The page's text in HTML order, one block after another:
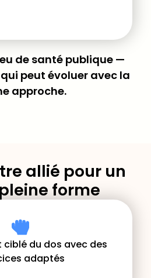
de santé publique —
peut évoluer avec la
approche.
allié pour un
forme
ciblé du dos avec des
adaptés